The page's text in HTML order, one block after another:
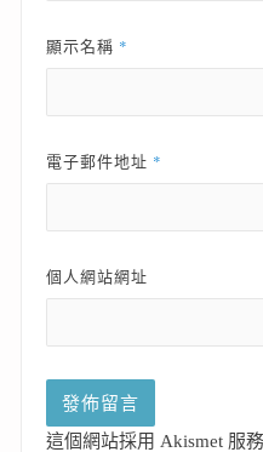
顯示名稱 *
電子郵件地址 *
個人網站網址
這個網站採用 Akismet 服